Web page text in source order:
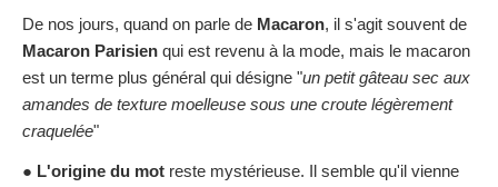
De nos jours, quand on parle de Macaron, il s'agit souvent de
Macaron Parisien qui est revenu à la mode, mais le macaron
est un terme plus général qui désigne "un petit gâteau sec aux
amandes de texture moelleuse sous une croute légèrement
craquelée"
● L'origine du mot reste mystérieuse. Il semble qu'il vienne